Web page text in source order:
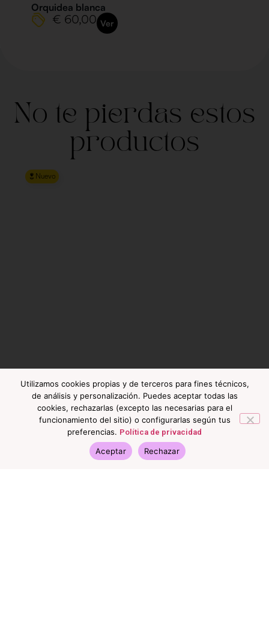
Orquidea blanca
€ 60,00 Ver
No te pierdas estos
productos
Nuevo
Utilizamos cookies propias y de terceros para fines técnicos,
de análisis y personalización. Puedes aceptar todas las
cookies, rechazarlas (excepto las necesarias para el
funcionamiento del sitio) o configurarlas según tus
preferencias. Política de privacidad
Aceptar Rechazar